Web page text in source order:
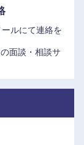
談下さいま
職カウンセ
件等につい
い方であれ
境です。
インタビュー
ルにて連絡を
面談・相談サ